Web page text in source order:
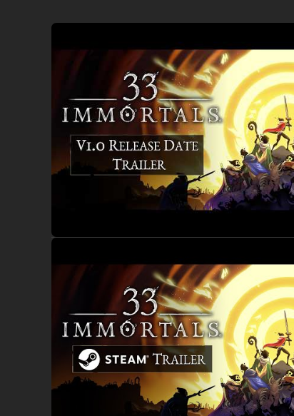
Survivez en combattant ensemble. Pas besoin de
combinez de puissants effets et adaptez-vous à